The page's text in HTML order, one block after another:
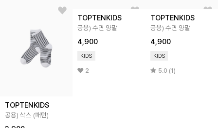
TOPTENKIDS
공용) 삭스 (패턴)
TOPTENKIDS
공용) 수면 양말
4,900
KIDS
2
TOPTENKIDS
공용) 수면 양말
4,900
KIDS
5.0 (1)